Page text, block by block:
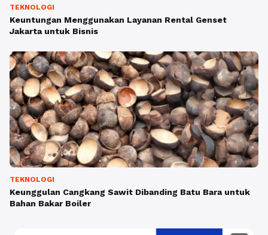
TEKNOLOGI
Keuntungan Menggunakan Layanan Rental Genset
Jakarta untuk Bisnis
TEKNOLOGI
Keunggulan Cangkang Sawit Dibanding Batu Bara untuk
Bahan Bakar Boiler